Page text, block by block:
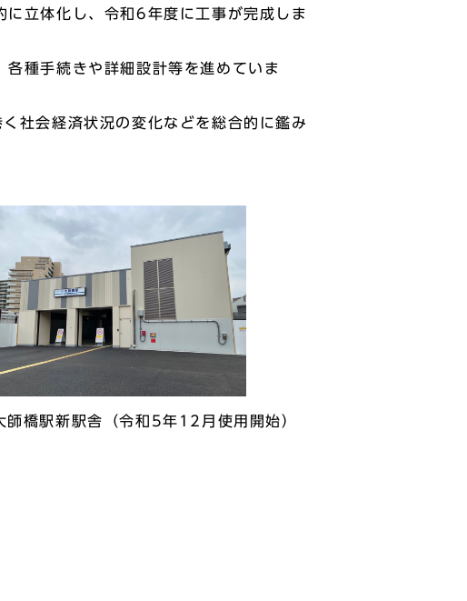
に立体化し、令和6年度に工事が完成しま
種手続きや詳細設計等を進めていま
社会経済状況の変化などを総合的に鑑み
師橋駅新駅舎（令和5年12月使用開始）